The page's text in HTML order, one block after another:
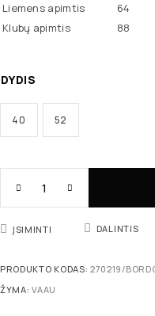
Liemens apimtis
64
Klubų apimtis
88
DYDIS
40 52
ĮSIMINTI DALINTIS
PRODUKTO KODAS: 270219/
ŽYMA:VAAU